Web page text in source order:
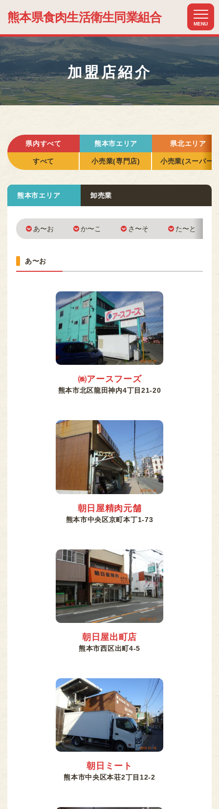
熊本県食肉生活衛生同業組合
加盟店紹介
県内すべて 熊本市エリア 県北エリア
すべて 小売業(専門店) 小売業(スーパー)
熊本市エリア 卸売業
あ〜お か〜こ さ〜そ た〜と
あ〜お
㈱アースフーズ
熊本市北区龍田神内4丁目21-20
朝日屋精肉元舗
熊本市中央区京町本丁1-73
朝日屋出町店
熊本市西区出町4-5
朝日ミート
熊本市中央区本荘2丁目12-2
MENU
ホーム
HOME
組合について
ABOUT US
加盟店紹介
MEMBER
関連組織紹介
お知らせ
NEWS
熊本のお肉
MEAT OF KUMAMOTO
nikuren@ninus.ocn.ne.jp
096-372-4994
電話
受付
平日(土日祝休み)
9:00〜17:00